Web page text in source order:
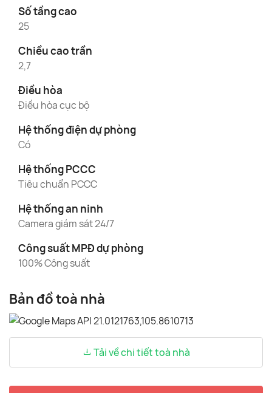
Số tầng cao
25
Chiều cao trần
2,7
Điều hòa
Điều hòa cục bộ
Hệ thống điện dự phòng
Có
Hệ thống PCCC
Tiêu chuẩn PCCC
Hệ thống an ninh
Camera giám sát 24/7
Công suất MPĐ dự phòng
100% Công suất
Bản đồ toà nhà
Tải về chi tiết toà nhà